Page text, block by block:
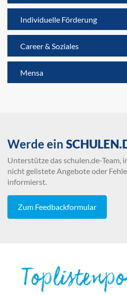
Individuelle Förderung
Career & Soziales
Mensa
Werde ein
Unterstütze das schulen.de-Team,
nicht gelistete Angebote oder
informierst.
Zum Feedbackformular